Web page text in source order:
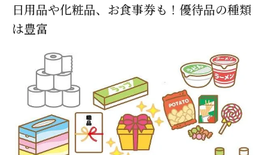
日用品や化粧品、お食事券も！優待品の種類
は豊富